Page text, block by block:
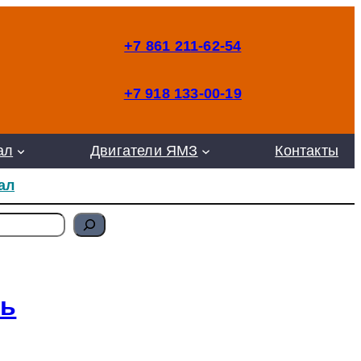
+7 861 211-62-54
+7 918 133-00-19
Двигатели ЯМЗ Контакты